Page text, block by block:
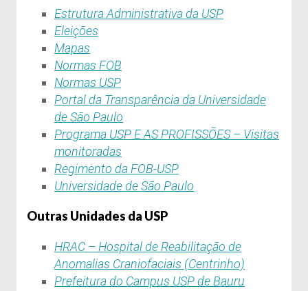
Estrutura Administrativa da USP
Eleições
Mapas
Normas FOB
Normas USP
Portal da Transparência da Universidade
de São Paulo
Programa USP E AS PROFISSÕES – Visitas
monitoradas
Regimento da FOB-USP
Universidade de São Paulo
Outras Unidades da USP
HRAC – Hospital de Reabilitação de
Anomalias Craniofaciais (Centrinho)
Prefeitura do Campus USP de Bauru